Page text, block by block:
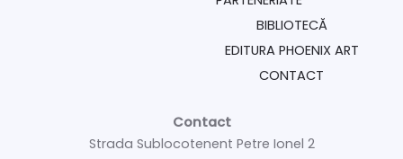
BIBLIOTECĂ
EDITURA PHOENIX ART
CONTACT
Contact
Strada Sublocotenent Petre Ionel 2